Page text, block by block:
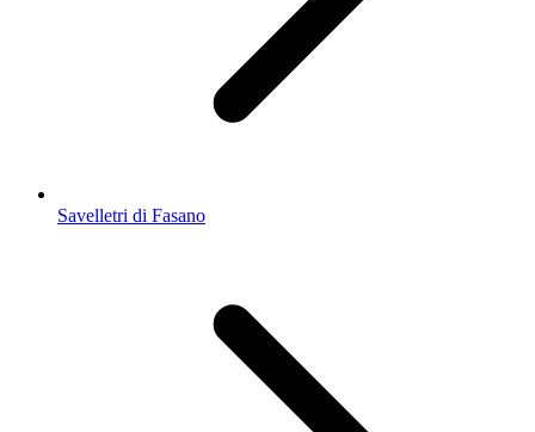
Savelletri di Fasano